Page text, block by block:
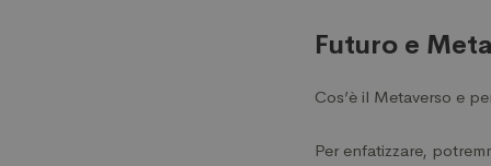
Futuro e
Cos’è il Metaverso e
Per enfatizzare,